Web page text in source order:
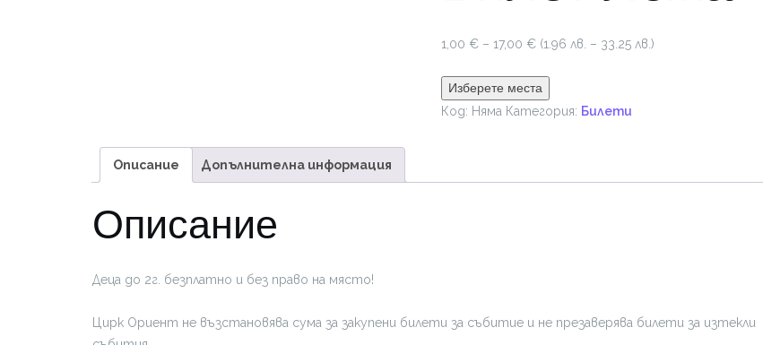
1,00 € – 17,00 €Price
1,00 €
through
(1.96 лв. – 33.25 лв.)
Изберете места
Код: Няма Категория: Билети
Описание Допълнителна информация
Описание
Деца до 2г. безплатно и без право на място!
Цирк Ориент не възстановява сума за закупени билети за събитие и не презаверява билети за изтекли